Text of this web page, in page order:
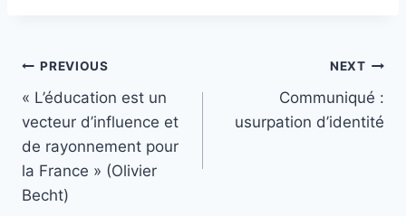
Post
navigation
PREVIOUS
« L’éducation est un
vecteur d’influence et
de rayonnement pour
la France » (Olivier
Becht)
NEXT
Communiqué :
usurpation d’identité